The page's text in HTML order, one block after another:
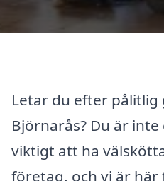
Letar du efter pålitlig
Björnarås? Du är
viktigt att ha
företag, och vi är